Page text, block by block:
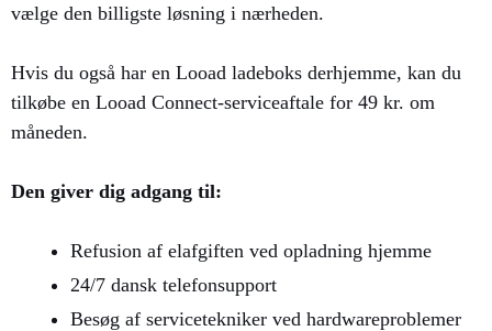
vælge den billigste løsning i nærheden.
Hvis du også har en Looad ladeboks derhjemme, kan du
tilkøbe en Looad Connect-serviceaftale for 49 kr. om
måneden.
Den giver dig adgang til:
Refusion af elafgiften ved opladning hjemme
24/7 dansk telefonsupport
Besøg af servicetekniker ved hardwareproblemer